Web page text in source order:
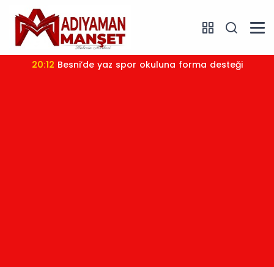
20:12 Besni’de yaz spor okuluna forma desteği